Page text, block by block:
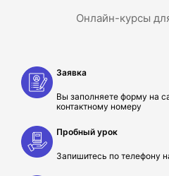
Онлайн-курсы
Заявка
Вы заполняете форму на
контактному номеру
Пробный урок
Запишитесь по телефону